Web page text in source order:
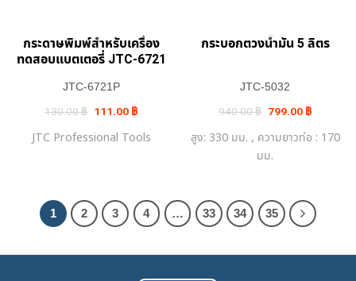
กระดาษพิมพ์สำหรับเครื่อง
ทดสอบแบตเตอรี่ JTC-6721
JTC-6721P
130.00฿ Original
price
130.00 ฿.
111.00 ฿Current
price
111.00 ฿.
JTC Professional Tools
กระบอกตวงน้ำมัน 5 ลิตร
JTC-5032
940.00฿ Original
price
940.00 ฿.
799.00 ฿Current
price
799.00 ฿.
สูง: 330 มม. , ความยาวท่อ : 170
มม.
1 2 3 4 … 33 34 35